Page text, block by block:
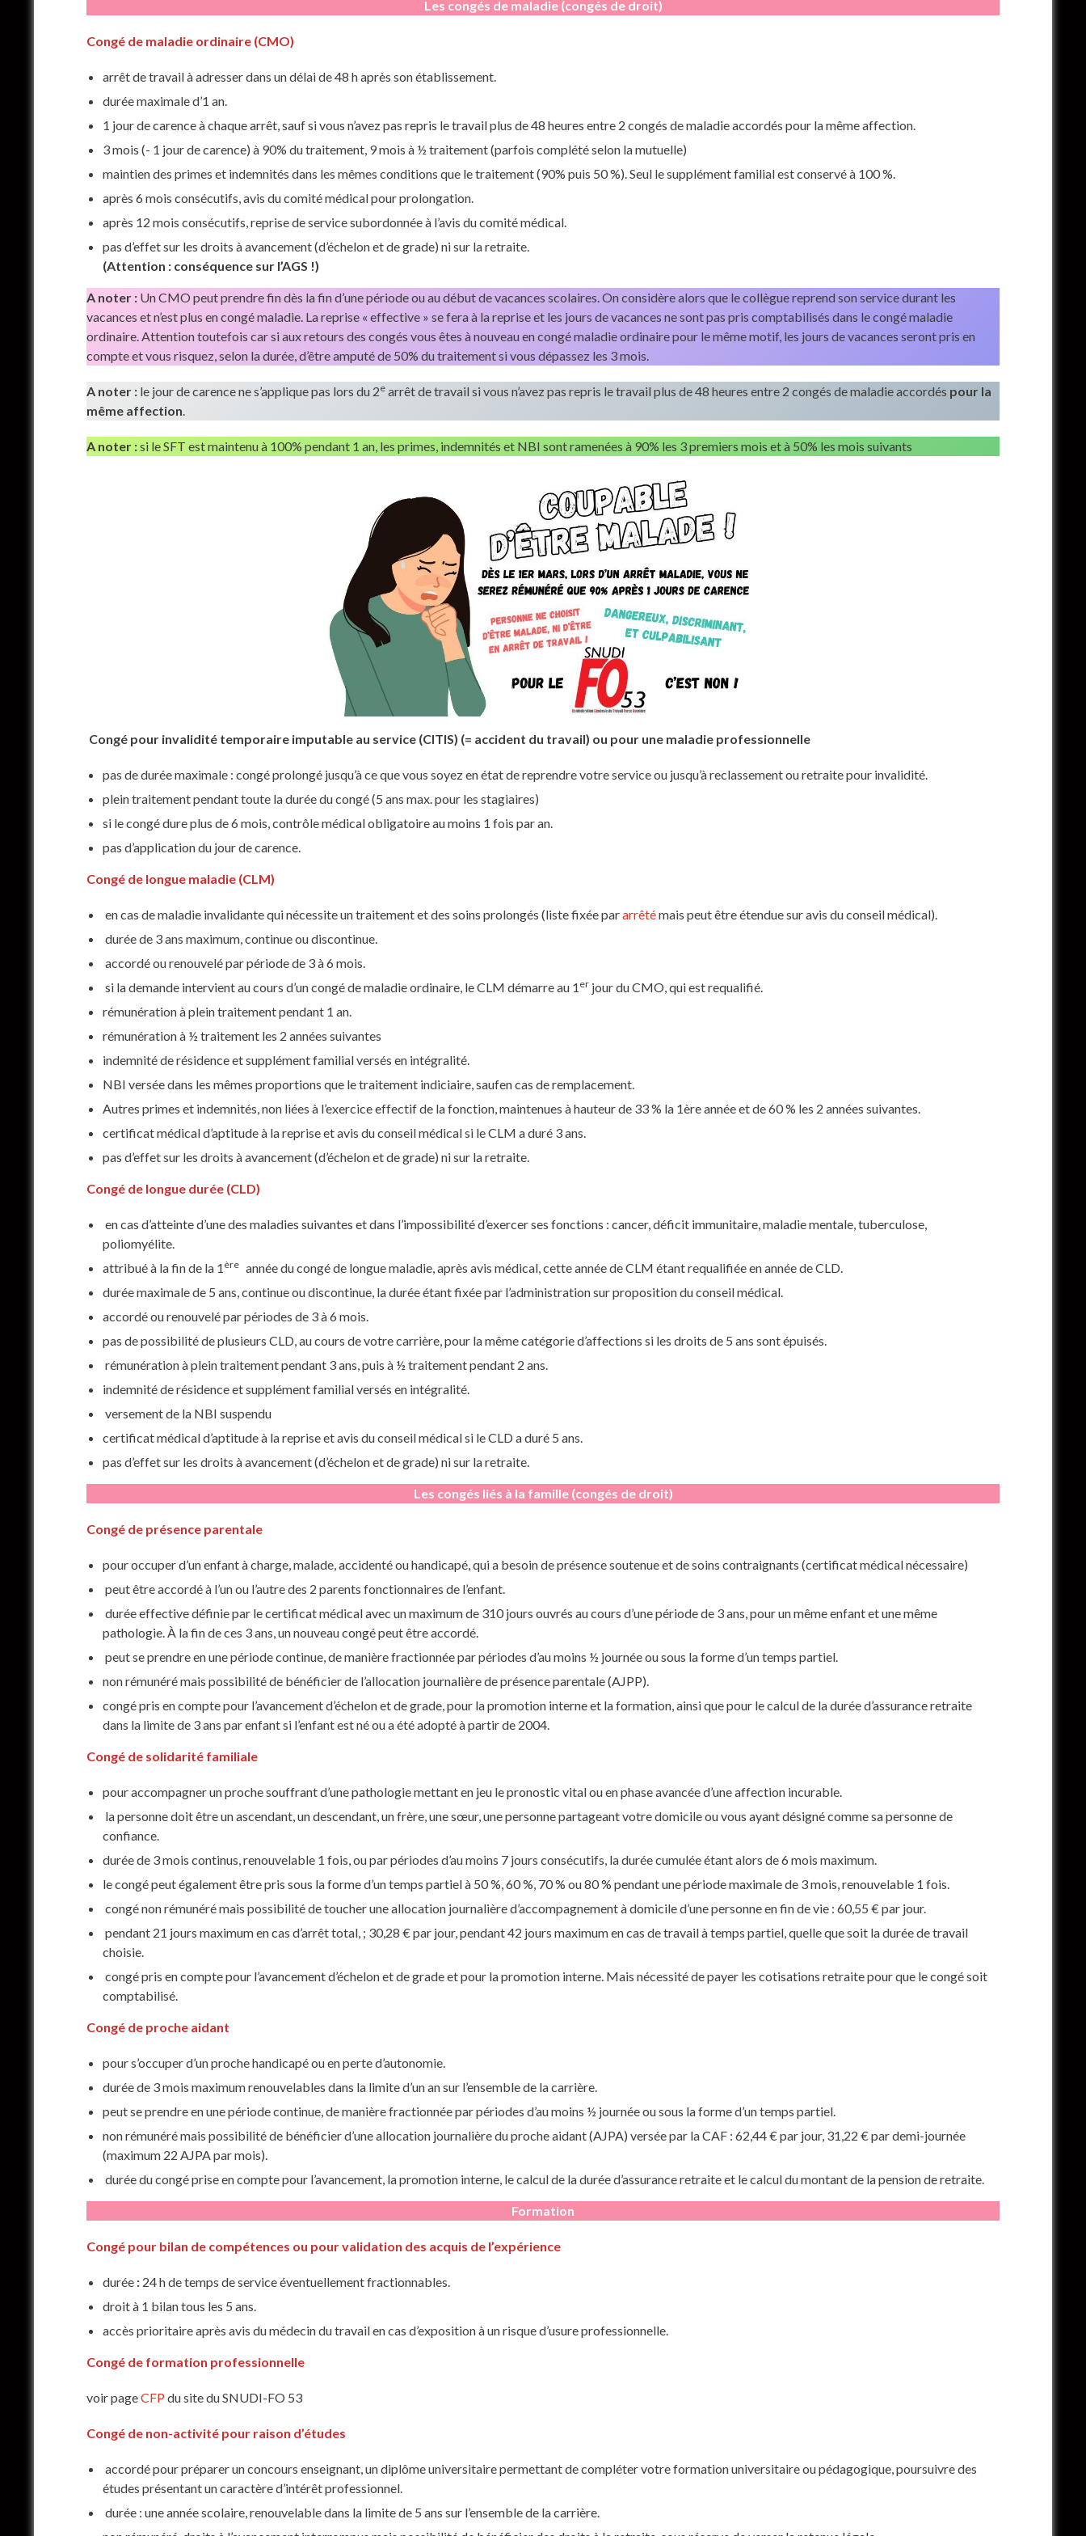
Les congés de maladie (congés de droit)
Congé de maladie ordinaire (CMO)
arrêt de travail à adresser dans un délai de 48 h après son établissement.
durée maximale d’1 an.
1 jour de carence à chaque arrêt, sauf si vous n’avez pas repris le travail plus de 48 heures entre 2 congés de maladie accordés pour la même affection.
3 mois (- 1 jour de carence) à 90% du traitement, 9 mois à ½ traitement (parfois complété selon la mutuelle)
maintien des primes et indemnités dans les mêmes conditions que le traitement (90% puis 50 %). Seul le supplément familial est conservé à 100 %.
après 6 mois consécutifs, avis du comité médical pour prolongation.
après 12 mois consécutifs, reprise de service subordonnée à l’avis du comité médical.
pas d’effet sur les droits à avancement (d’échelon et de grade) ni sur la retraite.
(Attention : conséquence sur l’AGS !)
A noter : Un CMO peut prendre fin dès la fin d’une période ou au début de vacances scolaires. On considère alors que le collègue reprend son service durant les
vacances et n’est plus en congé maladie. La reprise « effective » se fera à la reprise et les jours de vacances ne sont pas pris comptabilisés dans le congé maladie
ordinaire. Attention toutefois car si aux retours des congés vous êtes à nouveau en congé maladie ordinaire pour le même motif, les jours de vacances seront pris en
compte et vous risquez, selon la durée, d’être amputé de 50% du traitement si vous dépassez les 3 mois.
A noter : le jour de carence ne s’applique pas lors du 2e arrêt de travail si vous n’avez pas repris le travail plus de 48 heures entre 2 congés de maladie accordés pour la
même affection.
A noter :si le SFT est maintenu à 100% pendant 1 an, les primes, indemnités et NBI sont ramenées à 90% les 3 premiers mois et à 50% les mois suivants
Congé pour invalidité temporaire imputable au service (CITIS) (= accident du travail) ou pour une maladie professionnelle
pas de durée maximale : congé prolongé jusqu’à ce que vous soyez en état de reprendre votre service ou jusqu’à reclassement ou retraite pour invalidité.
plein traitement pendant toute la durée du congé (5 ans max. pour les stagiaires)
si le congé dure plus de 6 mois, contrôle médical obligatoire au moins 1 fois par an.
pas d’application du jour de carence.
Congé de longue maladie (CLM)
en cas de maladie invalidante qui nécessite un traitement et des soins prolongés (liste fixée pararrêtémais peut être étendue sur avis du conseil médical).
durée de 3 ans maximum, continue ou discontinue.
accordé ou renouvelé par période de 3 à 6 mois.
si la demande intervient au cours d’un congé de maladie ordinaire, le CLM démarre au 1 er jour du CMO, qui est requalifié.
rémunération à plein traitement pendant 1 an.
rémunération à ½ traitement les 2 années suivantes
indemnité de résidence et supplément familial versés en intégralité.
NBI versée dans les mêmes proportions que le traitement indiciaire, saufen cas de remplacement.
Autres primes et indemnités, non liées à l’exercice effectif de la fonction, maintenues à hauteur de 33 % la 1ère année et de 60 % les 2 années suivantes.
certificat médical d’aptitude à la reprise et avis du conseil médical si le CLM a duré 3 ans.
pas d’effet sur les droits à avancement (d’échelon et de grade) ni sur la retraite.
Congé de longue durée (CLD)
en cas d’atteinte d’une des maladies suivantes et dans l’impossibilité d’exercer ses fonctions : cancer, déficit immunitaire, maladie mentale, tuberculose,
poliomyélite.
attribué à la fin de la 1 ère année du congé de longue maladie, après avis médical, cette année de CLM étant requalifiée en année de CLD.
durée maximale de 5 ans, continue ou discontinue, la durée étant fixée par l’administration sur proposition du conseil médical.
accordé ou renouvelé par périodes de 3 à 6 mois.
pas de possibilité de plusieurs CLD, au cours de votre carrière, pour la même catégorie d’affections si les droits de 5 ans sont épuisés.
rémunération à plein traitement pendant 3 ans, puis à ½ traitement pendant 2 ans.
indemnité de résidence et supplément familial versés en intégralité.
versement de la NBI suspendu
certificat médical d’aptitude à la reprise et avis du conseil médical si le CLD a duré 5 ans.
pas d’effet sur les droits à avancement (d’échelon et de grade) ni sur la retraite.
Les congés liés à la famille (congés de droit)
Congé de présence parentale
pour occuper d’un enfant à charge, malade, accidenté ou handicapé, qui a besoin de présence soutenue et de soins contraignants (certificat médical nécessaire)
peut être accordé à l’un ou l’autre des 2 parents fonctionnaires de l’enfant.
durée effective définie par le certificat médical avec un maximum de 310 jours ouvrés au cours d’une période de 3 ans,pour un même enfantet une même
pathologie. À la fin de ces 3 ans, un nouveau congé peut être accordé.
peut se prendre en une période continue, de manière fractionnée par périodes d’au moins ½ journée ou sous la forme d’un temps partiel.
non rémunéré mais possibilité de bénéficier de l’allocation journalière de présence parentale (AJPP).
congé pris en compte pour l’avancement d’échelon et de grade, pour la promotion interne et la formation, ainsi que pour le calcul de la durée d’assurance retraite
dans la limite de 3 ans par enfant si l’enfant est né ou a été adopté à partir de 2004.
Congé de solidarité familiale
pour accompagner un proche souffrant d’une pathologie mettant en jeu le pronostic vital ou en phase avancée d’une affection incurable.
la personne doit être un ascendant, un descendant, un frère, une sœur, une personne partageant votre domicile ou vous ayant désigné comme sa personne de
confiance.
durée de 3 mois continus, renouvelable 1 fois, ou par périodes d’au moins 7 jours consécutifs, la durée cumulée étant alors de 6 mois maximum.
le congé peut également être pris sous la forme d’un temps partiel à 50 %, 60 %, 70 % ou 80 % pendant une période maximale de 3 mois, renouvelable 1 fois.
congé non rémunéré mais possibilité de toucher une allocation journalière d’accompagnement à domicile d’une personne en fin de vie : 60,55 € par jour.
pendant 21 jours maximum en cas d’arrêt total, ; 30,28 € par jour, pendant 42 jours maximum en cas de travail à temps partiel, quelle que soit la durée de travail
choisie.
congé pris en compte pour l’avancement d’échelon et de grade et pour la promotion interne. Mais nécessité de payer les cotisations retraite pour que le congé soit
comptabilisé.
Congé de proche aidant
pour s’occuper d’un proche handicapé ou en perte d’autonomie.
durée de 3 mois maximum renouvelables dans la limite d’un an sur l’ensemble de la carrière.
peut se prendre en une période continue, de manière fractionnée par périodes d’au moins ½ journée ou sous la forme d’un temps partiel.
non rémunéré mais possibilité de bénéficier d’une allocation journalière du proche aidant (AJPA) versée par la CAF : 62,44 € par jour, 31,22 € par demi-journée
(maximum 22 AJPA par mois).
durée du congé prise en compte pour l’avancement, la promotion interne, le calcul de la durée d’assurance retraite et le calcul du montant de la pension de retraite.
Formation
Congé pour bilan de compétences ou pour validation des acquis de l’expérience
durée : 24 h de temps de service éventuellement fractionnables.
droit à 1 bilan tous les 5 ans.
accès prioritaire après avis du médecin du travail en cas d’exposition à un risque d’usure professionnelle.
Congé de formation professionnelle
voir pageCFP du site du SNUDI-FO 53
Congé de non-activité pour raison d’études
accordé pourpréparer un concours enseignant, un diplôme universitaire permettant de compléter votre formation universitaire ou pédagogique, poursuivre des
études présentant un caractère d’intérêt professionnel.
durée : une année scolaire, renouvelable dans la limite de 5 ans sur l’ensemble de la carrière.